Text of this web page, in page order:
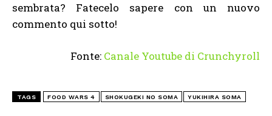
sembrata? Fatecelo sapere con un nuovo
commento qui sotto!
Fonte: Canale Youtube di Crunchyroll
TAGS FOOD WARS 4 SHOKUGEKI NO SOMA YUKIHIRA SOMA